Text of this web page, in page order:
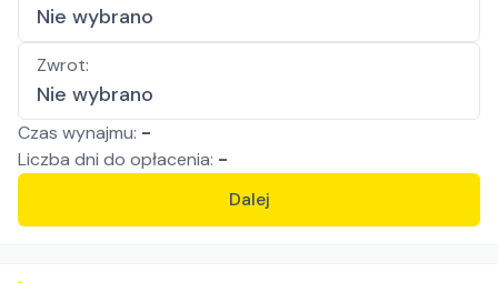
Nie wybrano
Zwrot:
Nie wybrano
Czas wynajmu: -
Liczba dni do opłacenia: -
Dalej